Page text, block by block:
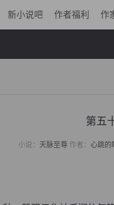
新小说吧 作者福利 作
第五
小说： 天脉至尊作者： 心跳的